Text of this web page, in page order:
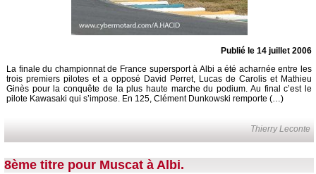
Publié le 14 juillet 2006
La finale du championnat de France supersport à Albi a été acharnée entre les
trois premiers pilotes et a opposé David Perret, Lucas de Carolis et Mathieu
Ginès pour la conquête de la plus haute marche du podium. Au final c’est le
pilote Kawasaki qui s’impose. En 125, Clément Dunkowski remporte (…)
Thierry Leconte
8ème titre pour Muscat à Albi.